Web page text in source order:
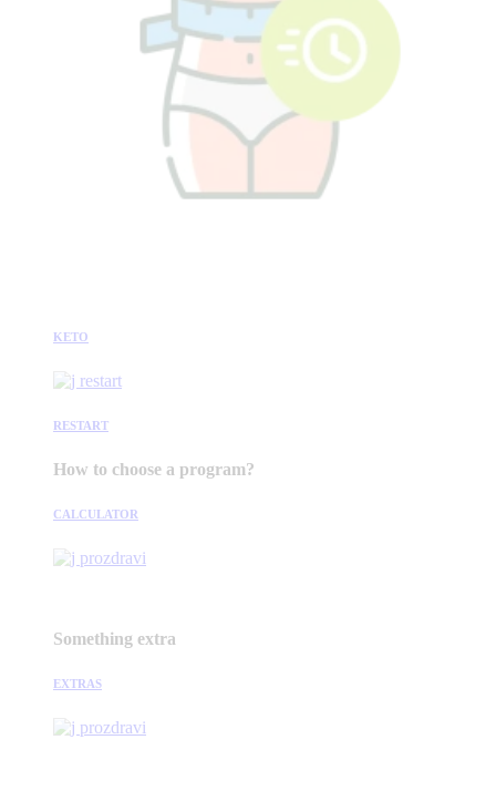
KETO
RESTART
How to choose a program?
CALCULATOR
Something extra
EXTRAS